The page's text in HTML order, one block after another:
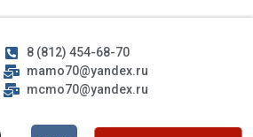
8 (812) 454-68-70
mamo70@yandex.ru
mcmo70@yandex.ru